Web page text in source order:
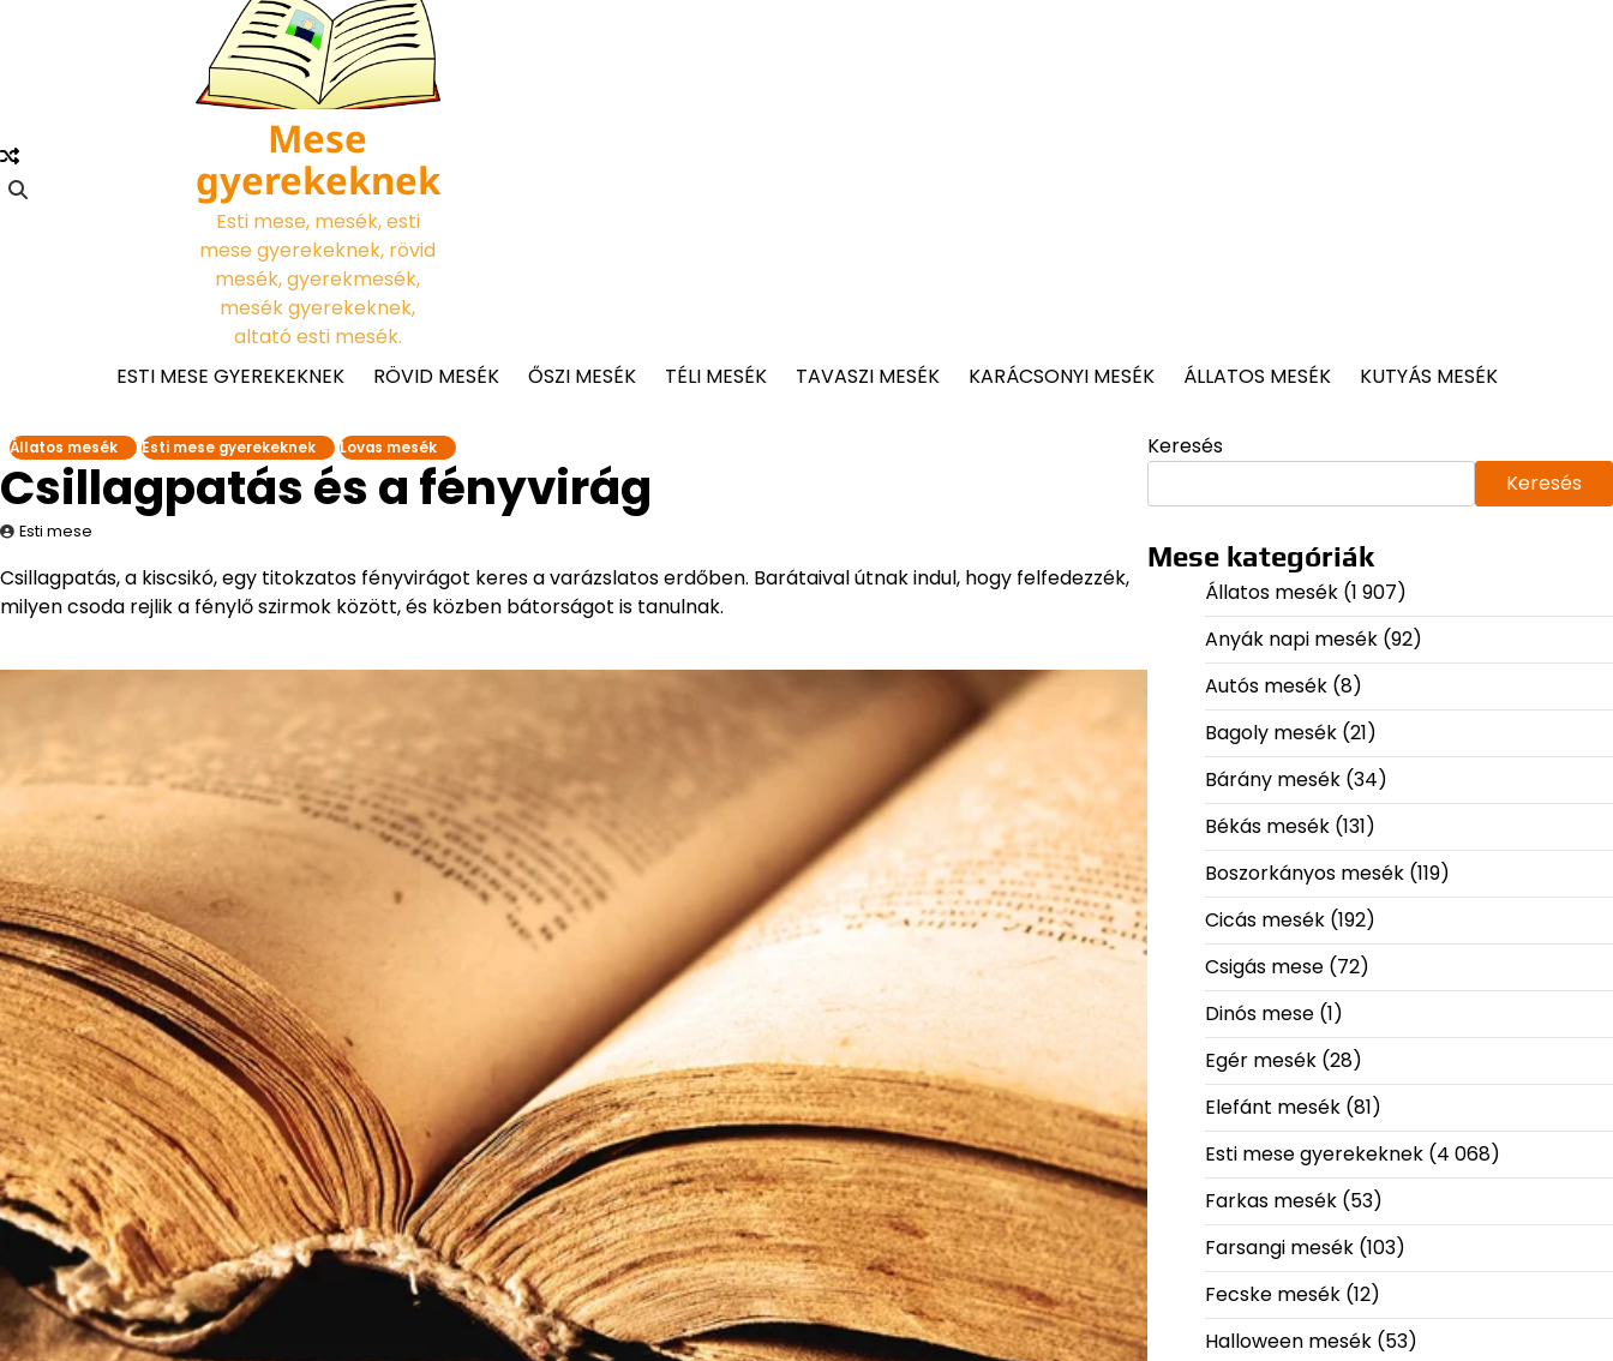
Mese
gyerekeknek
Esti mese, mesék, esti
mese gyerekeknek, rövid
mesék, gyerekmesék,
mesék gyerekeknek,
altató esti mesék.
ESTI MESE GYEREKEKNEK
RÖVID MESÉK ŐSZI MESÉK TÉLI MESÉK TAVASZI MESÉK KARÁCSONYI MESÉK ÁLLATOS MESÉK KUTYÁS MESÉK
Állatos mesék Esti mese gyerekeknek Lovas mesék
Csillagpatás és a fényvirág
Esti mese
Csillagpatás, a kiscsikó, egy titokzatos fényvirágot keres a varázslatos erdőben. Barátaival útnak indul, hogy felfedezzék,
milyen csoda rejlik a fénylő szirmok között, és közben bátorságot is tanulnak.
Keresés
Keresés
Mese kategóriák
Állatos mesék(1 907)
Anyák napi mesék(92)
Autós mesék(8)
Bagoly mesék(21)
Bárány mesék(34)
Békás mesék(131)
Boszorkányos mesék(119)
Cicás mesék(192)
Csigás mese(72)
Dinós mese(1)
Egér mesék(28)
Elefánt mesék(81)
Esti mese gyerekeknek(4 068)
Farkas mesék(53)
Farsangi mesék(103)
Fecske mesék(12)
Halloween mesék(53)